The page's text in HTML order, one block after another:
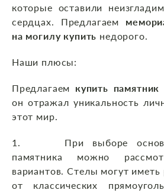
которые оставили
сердцах. Предлагаем
на могилу купить недорого.
Наши плюсы:
Предлагаем купить
он отражал уникальность
этот мир.
1. При выборе основы
памятника можно
вариантов. Стелы могут
от классических